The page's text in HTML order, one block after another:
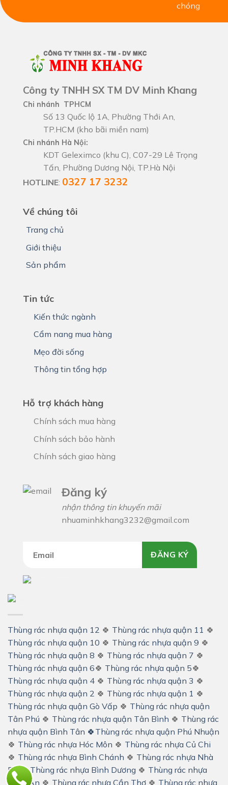
Công ty TNHH SX TM DV Minh Khang
Chi nhánh TPHCM
Số 13 Quốc lộ 1A, Phường Thới An,
TP.HCM (kho bãi miền nam)
Chi nhánh Hà Nội:
KDT Geleximco (khu C), C07-29 Lê Trọng
Tấn, Phường Dương Nội, TP.Hà Nội
HOTLINE: 0327 17 3232
Về chúng tôi
Trang chủ
Giới thiệu
Sản phẩm
Tin tức
Kiến thức ngành
Cẩm nang mua hàng
Mẹo đời sống
Thông tin tổng hợp
Hỗ trợ khách hàng
Chính sách mua hàng
Chính sách bảo hành
Chính sách giao hàng
Đăng ký
nhận thông tin khuyến mãi
nhuaminhkhang3232@gmail.com
ĐĂNG KÝ
Thùng rác nhựa quận 12 🍀 Thùng rác nhựa quận 11 🍀
Thùng rác nhựa quận 10 🍀 Thùng rác nhựa quận 9 🍀
Thùng rác nhựa quận 8 🍀 Thùng rác nhựa quận 7 🍀
Thùng rác nhựa quận 6🍀 Thùng rác nhựa quận 5🍀
Thùng rác nhựa quận 4 🍀 Thùng rác nhựa quận 3 🍀
Thùng rác nhựa quận 2 🍀 Thùng rác nhựa quận 1 🍀
Thùng rác nhựa quận Gò Vấp 🍀 Thùng rác nhựa quận
Tân Phú 🍀 Thùng rác nhựa quận Tân Bình 🍀 Thùng rác
nhựa quận Bình Tân 🍀 Thùng rác nhựa quận Phú Nhuận
🍀 Thùng rác nhựa Hóc Môn 🍀 Thùng rác nhựa Củ Chi
🍀 Thùng rác nhựa Bình Chánh 🍀 Thùng rác nhựa Nhà
Bè🍀Thùng rác nhựa Bình Dương 🍀 Thùng rác nhựa
Long An 🍀 Thùng rác nhựa Cần Thơ 🍀 Thùng rác nhựa